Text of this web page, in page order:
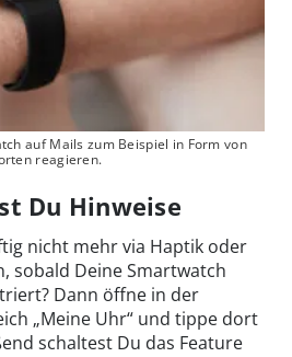
auf Mails zum Beispiel in Form von
reagieren.
Du Hinweise
nicht mehr via Haptik oder
sobald Deine Smartwatch
Dann öffne in der
„Meine Uhr“ und tippe dort
schaltest Du das Feature